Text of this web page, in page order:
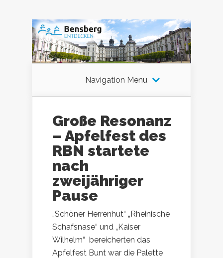
Navigation Menu
Große Resonanz
– Apfelfest des
RBN startete
nach
zweijähriger
Pause
„Schöner Herrenhut“ „Rheinische
Schafsnase“ und „Kaiser
Wilhelm“ bereicherten das
Apfelfest Bunt war die Palette